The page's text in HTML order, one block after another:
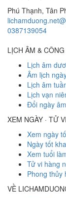
Phú Thạnh, Tân
0387139054
LỊCH ÂM & CÔNG
Lịch âm
Âm lịch
Lịch âm
Lịch vạn
Đổi ngày
XEM NGÀY · TỬ
Xem ngày
Ngày tốt
Xem tuổi
Tử vi hàng
Phong thủy
VỀ